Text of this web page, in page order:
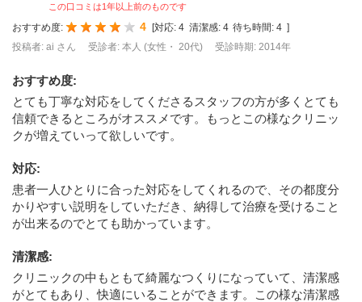
この口コミは1年以上前のものです
おすすめ度: 4 [対応: 4 清潔感: 4 待ち時間: 4 ]
投稿者: ai さん
受診者: 本人 (女性・ 20代) 受診時期: 2014年
おすすめ度:
とても丁寧な対応をしてくださるスタッフの方が多くとても
信頼できるところがオススメです。もっとこの様なクリニッ
クが増えていって欲しいです。
対応:
患者一人ひとりに合った対応をしてくれるので、その都度分
かりやすい説明をしていただき、納得して治療を受けること
が出来るのでとても助かっています。
清潔感:
クリニックの中もともて綺麗なつくりになっていて、清潔感
がとてもあり、快適にいることができます。この様な清潔感